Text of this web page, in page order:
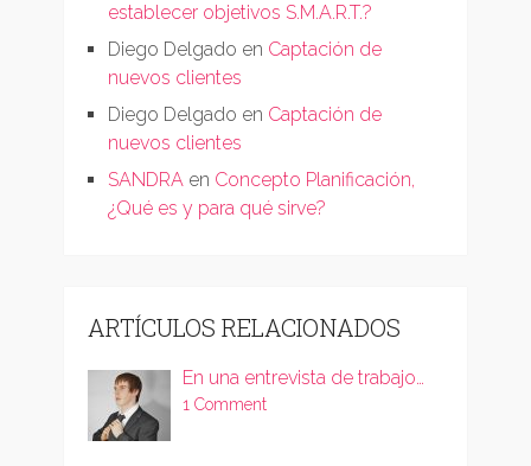
establecer objetivos S.M.A.R.T.?
Diego Delgado en Captación de
nuevos clientes
Diego Delgado en Captación de
nuevos clientes
SANDRAen Concepto Planificación,
¿Qué es y para qué sirve?
ARTÍCULOS RELACIONADOS
En una entrevista de trabajo…
1 Comment